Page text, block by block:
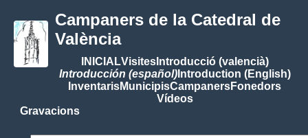
Campaners de la Catedral de
València
INICIALVisitesIntroducció (valencià)
Introducción (español)Introduction (English)
InventarisMunicipisCampanersFonedors
Vídeos
Gravacions